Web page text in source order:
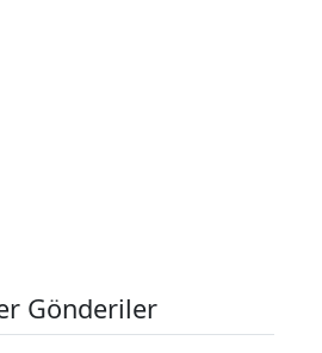
Gönderiler